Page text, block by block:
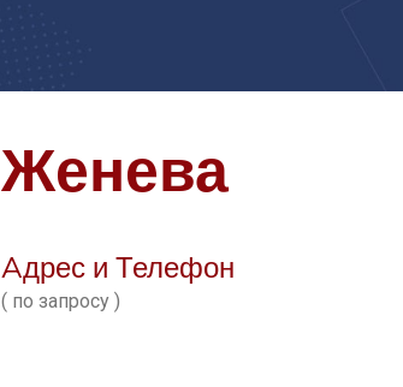
Женева
Aдрес и Телефон
( по запросу )